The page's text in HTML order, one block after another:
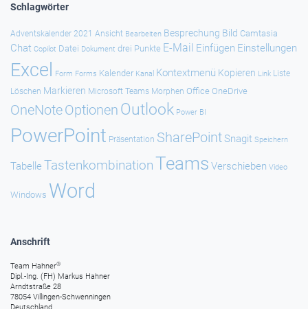
Schlagwörter
Adventskalender 2021 Ansicht Bearbeiten Besprechung Bild Camtasia
Chat Copilot Datei Dokument drei Punkte E-Mail Einfügen Einstellungen
Excel Form Forms Kalender Kanal Kontextmenü Kopieren Link Liste
Löschen Markieren Microsoft Teams Morphen Office OneDrive
OneNoteOptionen Outlook Power BI
PowerPoint Präsentation SharePointSnagit Speichern
Tabelle TastenkombinationTeams Verschieben Video
Windows Word
Anschrift
Team Hahner®
Dipl.-Ing. (FH) Markus Hahner
Arndtstraße 28
78054 Villingen-Schwenningen
Deutschland